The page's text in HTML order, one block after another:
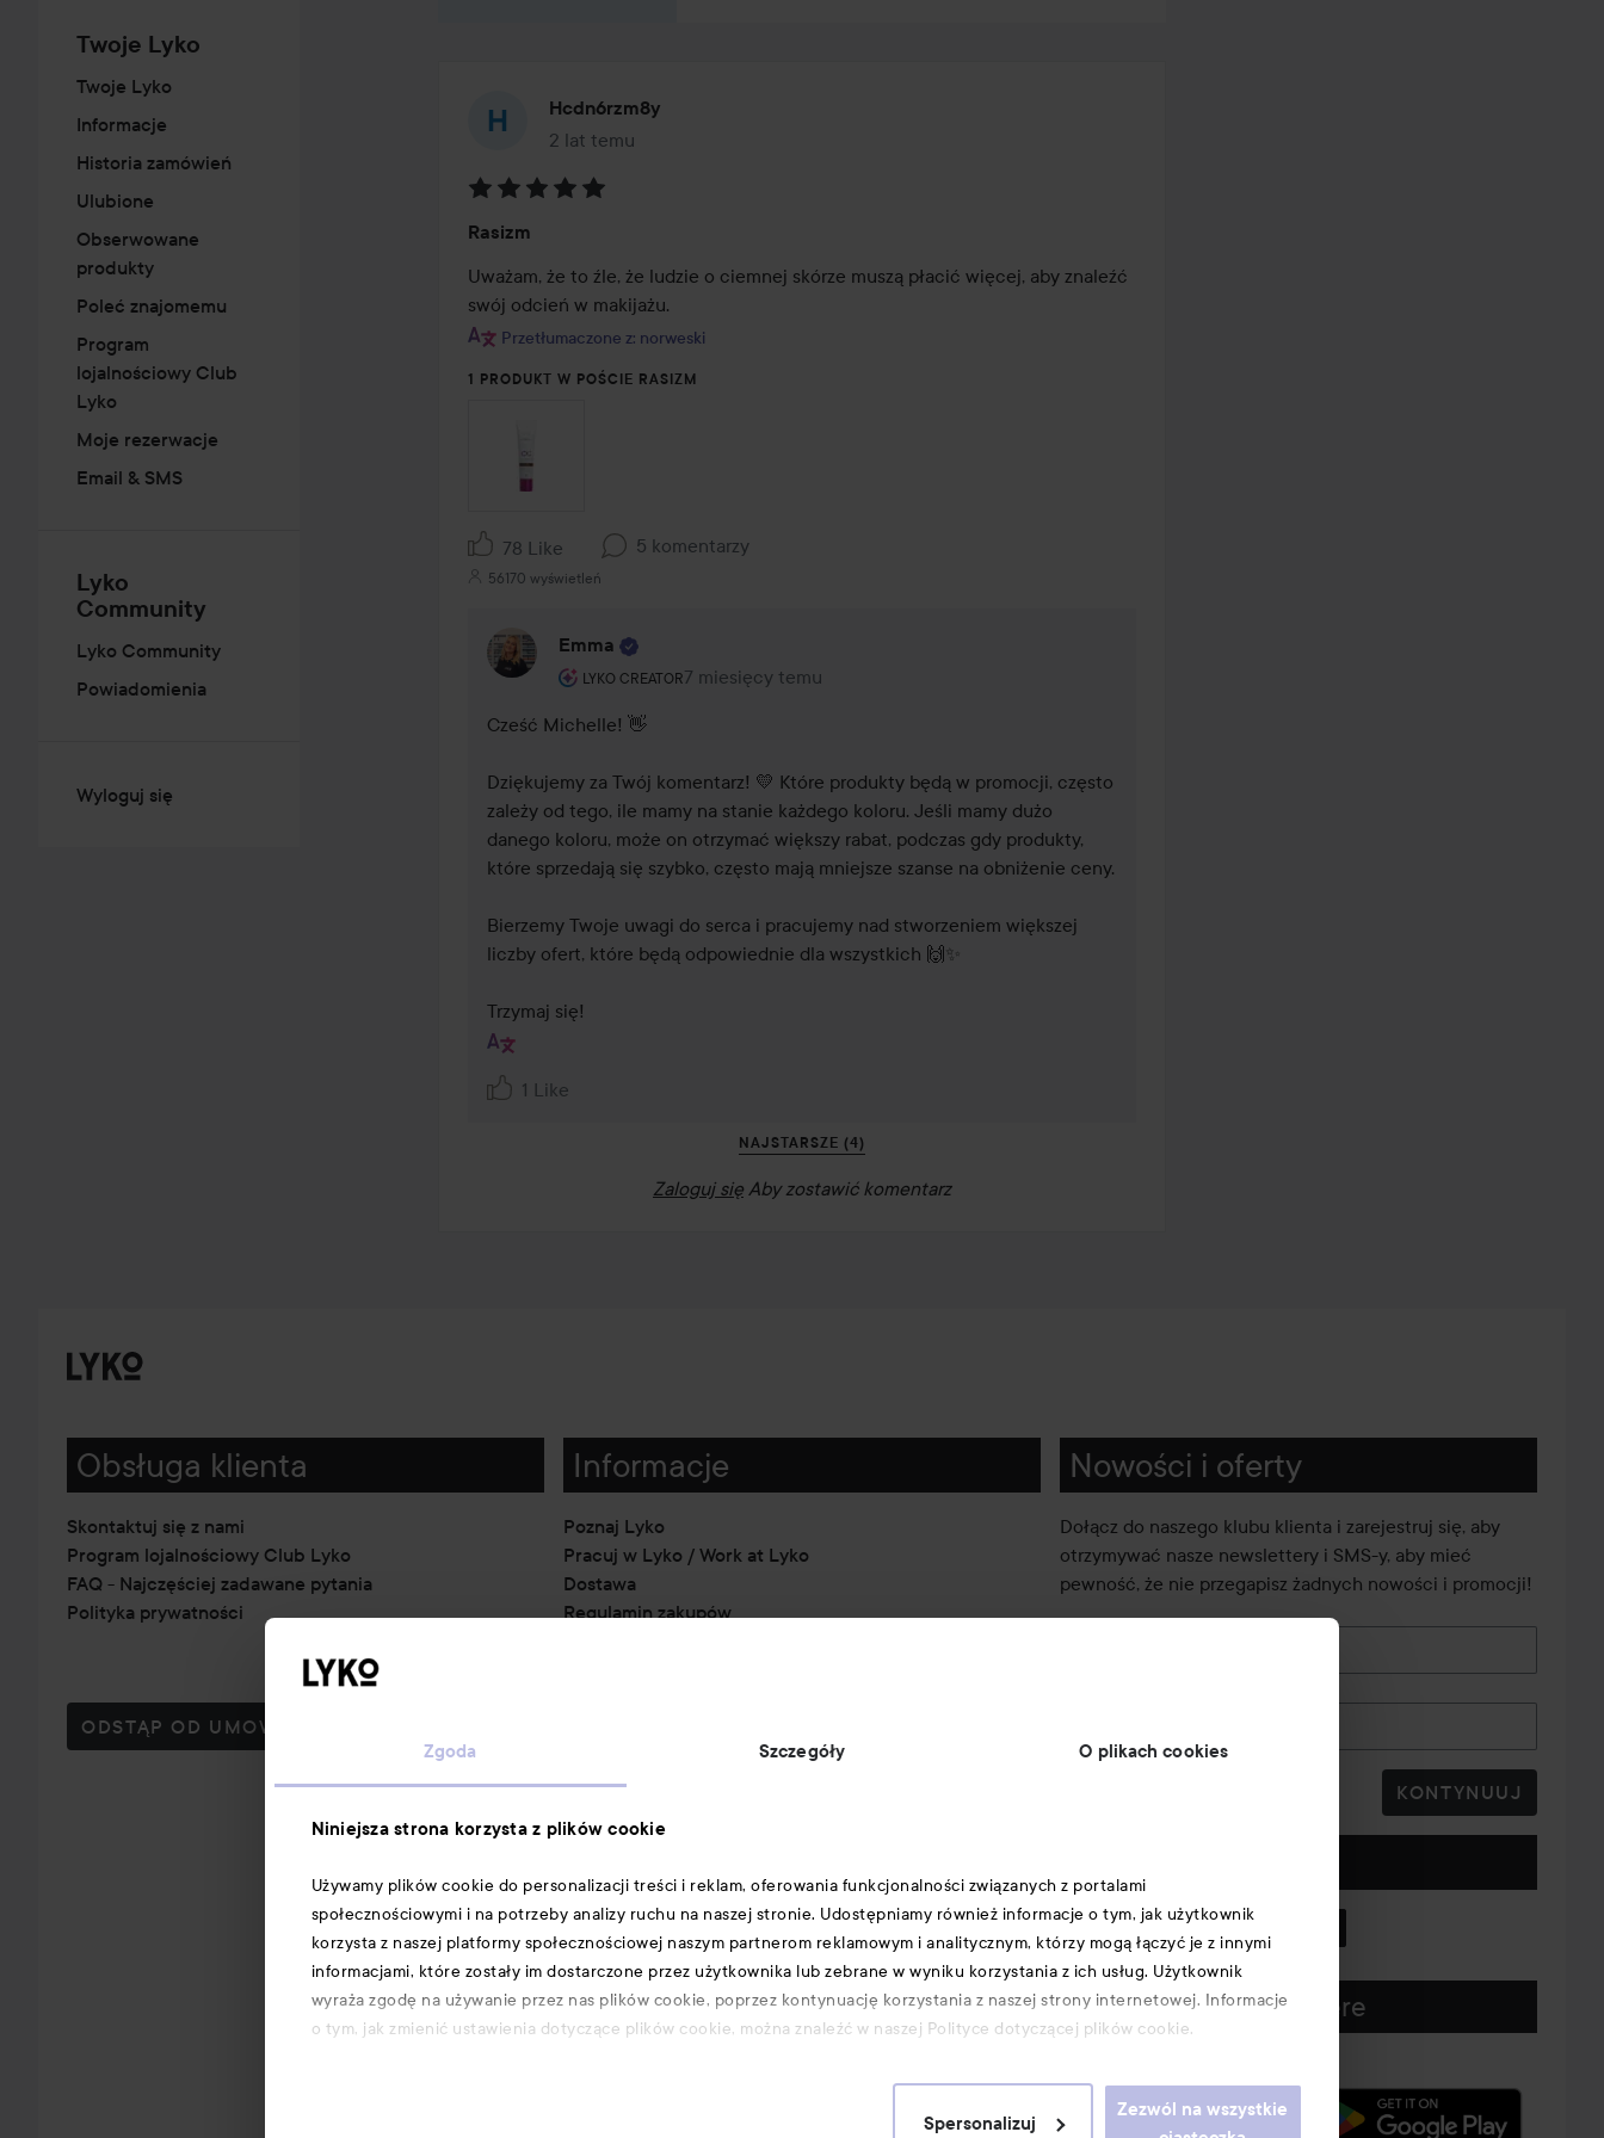
Zgoda Szczegóły O plikach cookies
Niniejsza strona korzysta z plików cookie
Używamy plików cookie do personalizacji treści i reklam, oferowania funkcjonalności związanych z portalami
społecznościowymi i na potrzeby analizy ruchu na naszej stronie. Udostępniamy również informacje o tym, jak użytkownik
korzysta z naszej platformy społecznościowej naszym partnerom reklamowym i analitycznym, którzy mogą łączyć je z innymi
informacjami, które zostały im dostarczone przez użytkownika lub zebrane w wyniku korzystania z ich usług. Użytkownik
wyraża zgodę na używanie przez nas plików cookie, poprzez kontynuację korzystania z naszej strony internetowej. Informacje
o tym, jak zmienić ustawienia dotyczące plików cookie, można znaleźć w naszej Polityce dotyczącej plików cookie.
Spersonalizuj
Zezwól na wszystkie
Twoje Lyko
Twoje Lyko
Informacje
Historia zamówień
Ulubione
Obserwowane
produkty
Poleć znajomemu
Program
lojalnościowy Club
Lyko
Moje rezerwacje
Email & SMS
Lyko
Community
Lyko Community
Powiadomienia
Wyloguj się
Hcdn6rzm8y
2 lat temu
Post został utworzony 2 lat temu
5
z
5
Rasizm
Uważam, że to źle, że ludzie o ciemnej skórze muszą płacić więcej, aby znaleźć
swój odcień w makijażu.
Przetłumaczone z: norweski
1 PRODUKT W POŚCIE RASIZM
78 Like 5 komentarzy
56170 wyświetleń
Emma
LYKO CREATOR
Rola użytkownika: Lyko Creator.
7 miesięcy temu
Komentarz został dodany 7 miesięcy temu
Cześć Michelle! 👋
Dziękujemy za Twój komentarz! 💛 Które produkty będą w promocji, często
zależy od tego, ile mamy na stanie każdego koloru. Jeśli mamy dużo
danego koloru, może on otrzymać większy rabat, podczas gdy produkty,
które sprzedają się szybko, często mają mniejsze szanse na obniżenie ceny.
Bierzemy Twoje uwagi do serca i pracujemy nad stworzeniem większej
liczby ofert, które będą odpowiednie dla wszystkich 🙌✨
Trzymaj się!
1 Like
NAJSTARSZE (4)
Zaloguj się Aby zostawić komentarz
Obsługa klienta
Skontaktuj się z nami
Program lojalnościowy Club Lyko
FAQ - Najczęściej zadawane pytania
Polityka prywatności
ODSTĄP OD UMOWY TUTAJ
Informacje
Poznaj Lyko
Pracuj w Lyko / Work at Lyko
Dostawa
Regulamin zakupów
Metody płatności:
Dostawa:
Nowości i oferty
Dołącz do naszego klubu klienta i zarejestruj się, aby
otrzymywać nasze newslettery i SMS-y, aby mieć
pewność, że nie przegapisz żadnych nowości i promocji!
KONTYNUUJ
Download our app here